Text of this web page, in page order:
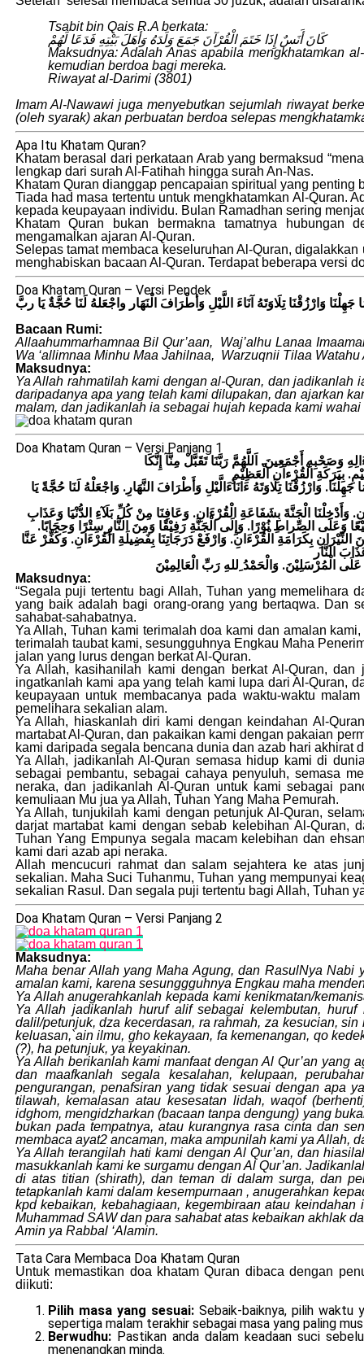
Tsabit bin Qais R.A berkata:
كَانَ أَنَسٌ إِذَا خَتَمَ الْقُرْآنَ جَمَعَ وَلَدَهُ وَأَهَلَ بَيْتِهِ فَدَعَا لَهُمْ
Maksudnya: Adalah Anas apabila mengkhatamkan
kemudian berdoa bagi mereka.
Riwayat al-Darimi (3801)
Imam Al-Nawawi juga menyebutkan sejumlah riwayat
(oleh syarak) akan perbuatan berdoa selepas
Apa Itu Khatam Quran?
Khatam berasal dari perkataan Arab yang bermaksud
lengkap dari surah Al-Fatihah hingga surah An-Nas.
Khatam Quran dianggap pencapaian spiritual yang
Tiada had masa tertentu untuk mengkhatamkan Al-Quran.
kepada keupayaan individu. Bulan Ramadhan sering
Khatam Quran bukan bermakna tamatnya hubungan
mengamalkan ajaran Al-Quran.
Selepas tamat membaca keseluruhan Al-Quran,
menghabiskan bacaan Al-Quran. Terdapat beberapa versi
Doa Khatam Quran – Versi Pendek
وَارْزُقْنَا تِلَاوَتَهُ آنَاءَ اللَّيْلِ وَأطْرَافَ الْنَهَار واجْعَلهُ لَنَا حُجَّةٌ يَا ربَّ
Bacaan Rumi:
Allaahummarhamnaa Bil Qur’aan, Waj’alhu Lanaa
Wa ‘allimnaa Minhu Maa Jahilnaa, Warzuqnii Tilaa
Maksudnya:
Ya Allah rahmatilah kami dengan al-Quran, dan jadikanlah
daripadanya apa yang telah kami dilupakan, dan ajarkan
malam, dan jadikanlah ia sebagai hujah kepada kami
Doa Khatam Quran – Versi Panjang 1
وَصَحْبِهِ أَجْمَعِينَ. اَللَّهُمَّ رَبَّنَا تَقَبَّلْ مِنَّآ إِنَّكَا
وَارْزُقْنَا تِلَاوَتَهُ ءَانَآءَالَّيْلِ وَأَطْرَافَ النَّهَارِ. وَاجْعَلْهُ لَنَا حُجَّةً يَا
وَأَدْخِلْنَا الْجَنَّةَ بِشَفَاعَةِ الْقُرْءَانِ. وَعَافِنَا مِنْ كُلِّ بَلَآءِ الدُّنْيَا وَعَذَابِ
وَعَلَى الصِّراطِ نُوْرًا. وَإِلَى الْجَنَّةِ رَفِيْقًا وَمِنَ النَّارِ سِتْرًا وَحِجَابًا.
بِكَرَامَةِ الْقُرْءَانِ. وَارْفَعْ دَرَجَاتِنَا بِفَضِيلَةِ الْقُرْءَانِ. وَكَفِّرْ عَنَّا
الْمُرْسَلِيْنَ. وَالْحَمْدُ ِللهِ رَبِّ الْعَالِمِيْنَ
Maksudnya:
“Segala puji tertentu bagi Allah, Tuhan yang memelihara
yang baik adalah bagi orang-orang yang bertaqwa. Dan
sahabat-sahabatnya.
Ya Allah, Tuhan kami terimalah doa kami dan amalan
terimalah taubat kami, sesungguhnya Engkau Maha
jalan yang lurus dengan berkat Al-Quran.
Ya Allah, kasihanilah kami dengan berkat Al-Quran,
ingatkanlah kami apa yang telah kami lupa dari Al-Quran,
keupayaan untuk membacanya pada waktu-waktu
pemelihara sekalian alam.
Ya Allah, hiaskanlah diri kami dengan keindahan Al-
martabat Al-Quran, dan pakaikan kami dengan pakaian
kami daripada segala bencana dunia dan azab hari akhirat
Ya Allah, jadikanlah Al-Quran semasa hidup kami di
sebagai pembantu, sebagai cahaya penyuluh, semasa
neraka, dan jadikanlah Al-Quran untuk kami sebagai
kemuliaan Mu jua ya Allah, Tuhan Yang Maha Pemurah.
Ya Allah, tunjukilah kami dengan petunjuk Al-Quran,
darjat martabat kami dengan sebab kelebihan Al-Quran,
Tuhan Yang Empunya segala macam kelebihan dan
kami dari azab api neraka.
Allah mencucuri rahmat dan salam sejahtera ke atas
sekalian. Maha Suci Tuhanmu, Tuhan yang mempunyai
sekalian Rasul. Dan segala puji tertentu bagi Allah, Tuhan
Doa Khatam Quran – Versi Panjang 2
Maksudnya:
Maha benar Allah yang Maha Agung, dan RasulNya
amalan kami, karena sesunggguhnya Engkau maha
Ya Allah anugerahkanlah kepada kami kenikmatan/
Ya Allah jadikanlah huruf alif sebagai kelembutan,
dalil/petunjuk, dza kecerdasan, ra rahmah, za kesucian,
keluasan,`ain ilmu, gho kekayaan, fa kemenangan, qo
(?), ha petunjuk, ya keyakinan.
Ya Allah berikanlah kami manfaat dengan Al Qur’an
dan maafkanlah segala kesalahan, kelupaan,
pengurangan, penafsiran yang tidak sesuai dengan apa
tilawah, kemalasan atau kesesatan lidah, waqof
idghom, mengidzharkan (bacaan tanpa dengung) yang
bukan pada tempatnya, atau kurangnya rasa cinta dan
membaca ayat2 ancaman, maka ampunilah kami ya Allah,
Ya Allah terangilah hati kami dengan Al Qur’an, dan
masukkanlah kami ke surgamu dengan Al Qur’an.
di atas titian (shirath), dan teman di dalam surga, dan
tetapkanlah kami dalam kesempurnaan , anugerahkan
kpd kebaikan, kebahagiaan, kegembiraan atau
Muhammad SAW dan para sahabat atas kebaikan akhlak
Amin ya Rabbal ‘Alamin.
Tata Cara Membaca Doa Khatam Quran
Untuk memastikan doa khatam Quran dibaca dengan
diikuti:
Pilih masa yang sesuai:Sebaik-baiknya, pilih waktu
sepertiga malam terakhir sebagai masa yang paling
Berwudhu:Pastikan anda dalam keadaan suci
menenangkan minda.